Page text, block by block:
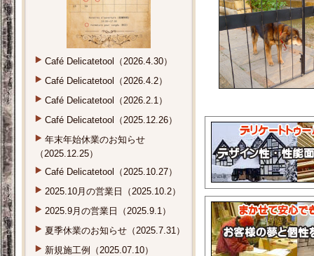
Café Delicatetool（2026.4.30）
Café Delicatetool（2026.4.2）
Café Delicatetool（2026.2.1）
Café Delicatetool（2025.12.26）
年末年始休業のお知らせ
（2025.12.25）
Café Delicatetool（2025.10.27）
2025.10月の営業日（2025.10.2）
2025.9月の営業日（2025.9.1）
夏季休業のお知らせ（2025.7.31）
新規施工例（2025.07.10）